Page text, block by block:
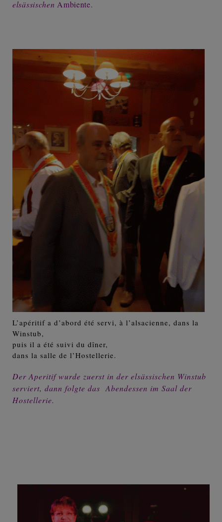
elsässischen Ambiente.
L’apéritif a d’abord été servi, à l’alsacienne, dans la
Winstub,
puis il a été suivi du dîner,
dans la salle de l’Hostellerie.
Der Aperitif wurde zuerst in der elsässischen Winstub
serviert, dann folgte das Abendessen im Saal der
Hostellerie.